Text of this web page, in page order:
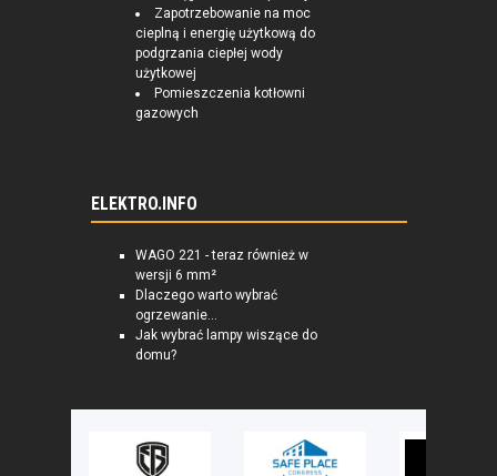
Zapotrzebowanie na moc
cieplną i energię użytkową do
podgrzania ciepłej wody
użytkowej
Pomieszczenia kotłowni
gazowych
ELEKTRO.INFO
WAGO 221 - teraz również w
wersji 6 mm²
Dlaczego warto wybrać
ogrzewanie...
Jak wybrać lampy wiszące do
domu?